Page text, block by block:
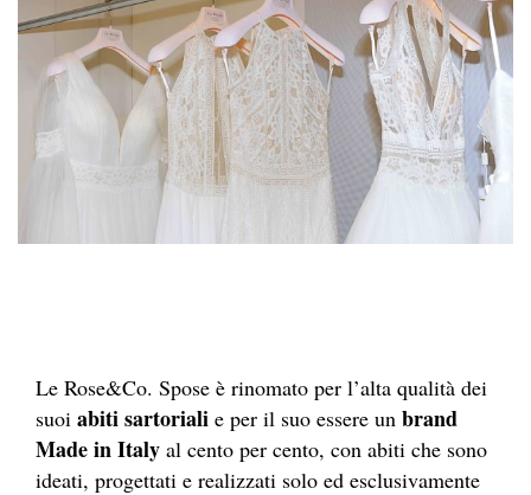
Le Rose&Co. Spose è rinomato per l’alta qualità dei
suoi abiti sartoriali e per il suo essere un brand
Made in Italy al cento per cento, con abiti che sono
ideati, progettati e realizzati solo ed esclusivamente